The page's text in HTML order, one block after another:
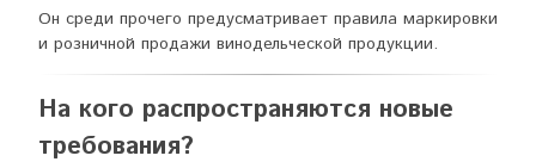
Он среди прочего предусматривает правила маркировки
и розничной продажи винодельческой продукции.
На кого распространяются новые
требования?